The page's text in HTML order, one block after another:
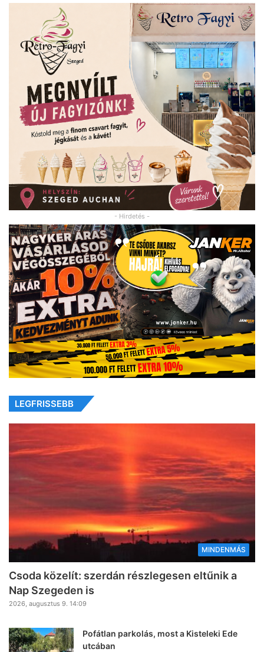
- Hirdetés -
LEGFRISSEBB
MINDENMÁS
Csoda közelít: szerdán részlegesen eltűnik a
Nap Szegeden is
2026, augusztus 9. 14:09
Pofátlan parkolás, most a Kisteleki Ede
utcában